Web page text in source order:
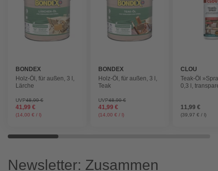
BONDEX
Holz-Öl, für außen, 3 l,
Lärche
UVP48,99 €
41,99 €
(14,00 € / l)
BONDEX
Holz-Öl, für außen, 3 l,
Teak
UVP48,99 €
41,99 €
(14,00 € / l)
CLOU
Teak-Öl
0,3 l,
11,99 €
(39,97 € / l)
Newsletter: Zusammen